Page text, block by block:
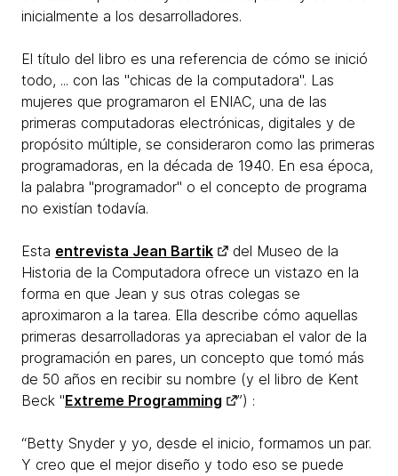
inicialmente a los desarrolladores.
El título del libro es una referencia de cómo se inició
todo, ... con las "chicas de la computadora". Las
mujeres que programaron el ENIAC, una de las
primeras computadoras electrónicas, digitales y de
propósito múltiple, se consideraron como las primeras
programadoras, en la década de 1940. En esa época,
la palabra "programador" o el concepto de programa
no existían todavía.
Esta entrevista Jean Bartik
del Museo de la
Historia de la Computadora ofrece un vistazo en la
forma en que Jean y sus otras colegas se
aproximaron a la tarea. Ella describe cómo aquellas
primeras desarrolladoras ya apreciaban el valor de la
programación en pares, un concepto que tomó más
de 50 años en recibir su nombre (y el libro de Kent
Beck​ "Extreme Programming ”) :
“Betty Snyder y yo, desde el inicio, formamos un par.
Y creo que el mejor diseño y todo eso se puede